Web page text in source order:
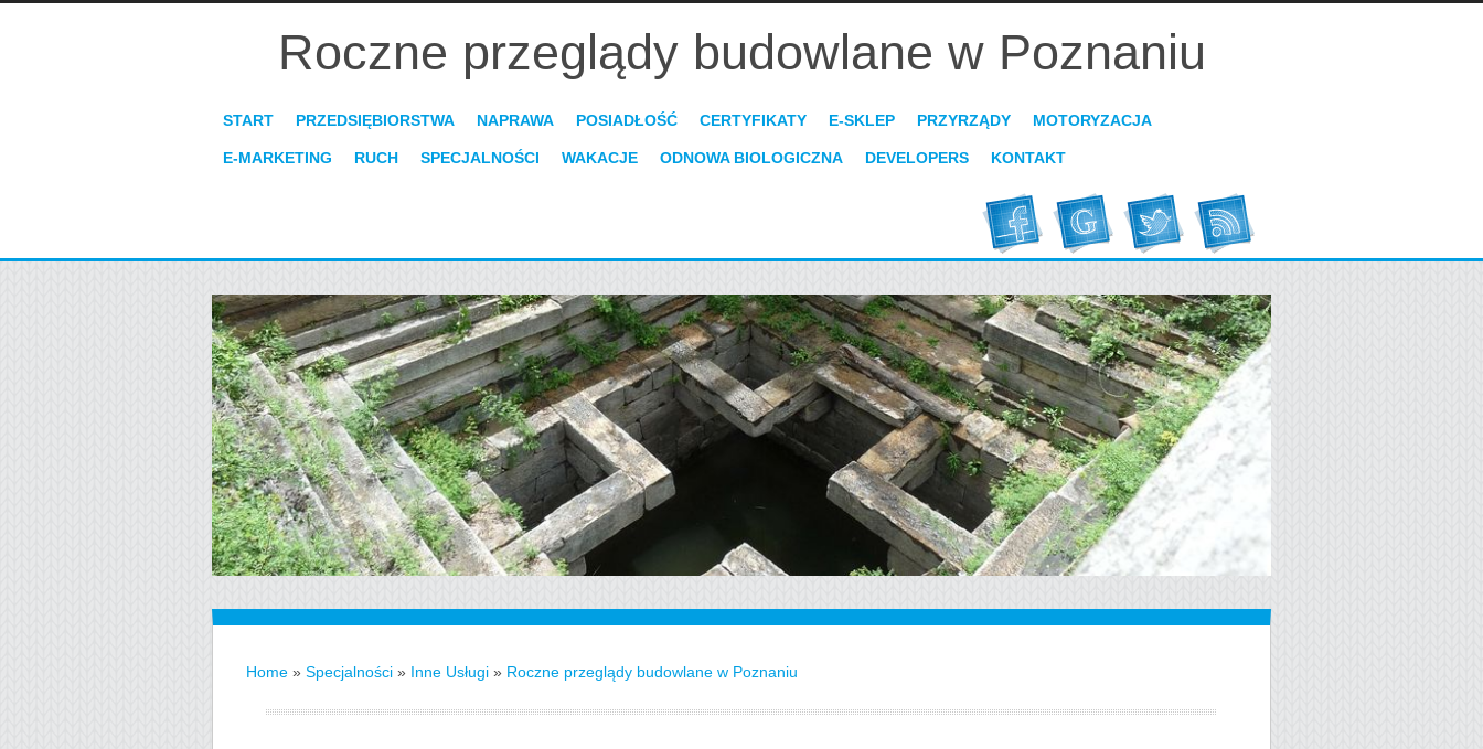
Roczne przeglądy budowlane w Poznaniu
START PRZEDSIĘBIORSTWA NAPRAWA POSIADŁOŚĆ CERTYFIKATY E-SKLEP PRZYRZĄDY MOTORYZACJA
E-MARKETING RUCH SPECJALNOŚCI WAKACJE ODNOWA BIOLOGICZNA DEVELOPERS KONTAKT
Home » Specjalności » Inne Usługi » Roczne przeglądy budowlane w Poznaniu